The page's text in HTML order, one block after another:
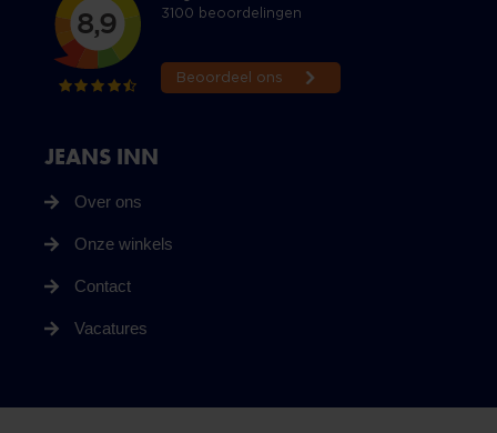
JEANS INN
Over ons
Onze winkels
Contact
Vacatures